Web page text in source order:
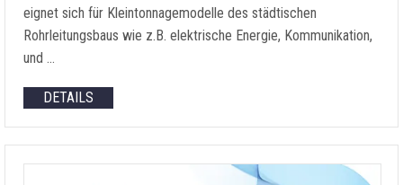
eignet sich für Kleintonnagemodelle des städtischen
Rohrleitungsbaus wie z.B. elektrische Energie, Kommunikation,
und …
DETAILS